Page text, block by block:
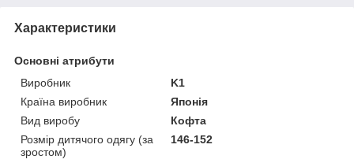
Характеристики
Основні атрибути
Виробник
K1
Країна виробник
Японія
Вид виробу
Кофта
Розмір дитячого одягу (за
зростом)
146-152